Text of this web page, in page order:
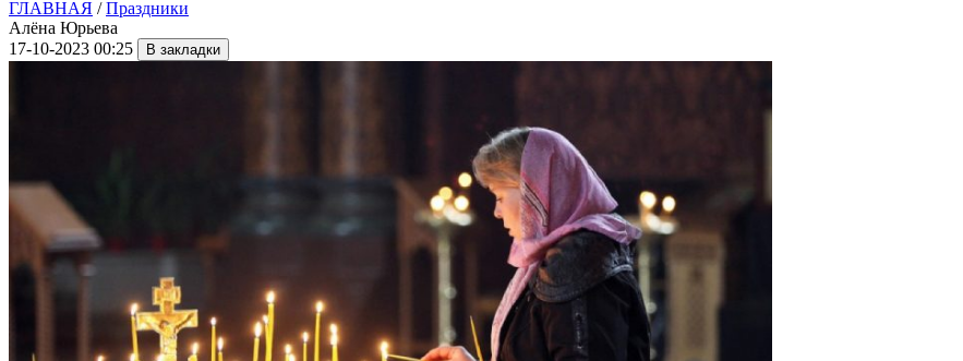
ГЛАВНАЯ /Праздники
Алёна Юрьева
17-10-2023 00:25